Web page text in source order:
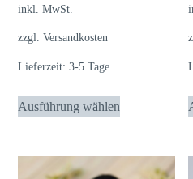
inkl. MwSt.
zzgl.Versandkosten
Lieferzeit:3-5 Tage
Ausführung wählen
Dieses
Produkt
mehrere